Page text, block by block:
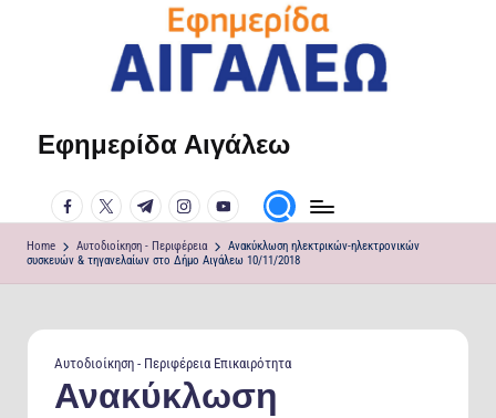
Εφημερίδα Αιγάλεω
φωνή
σου!facebook.com
twitter.com
t.me instagram.com
youtube.com
Home Αυτοδιοίκηση - Περιφέρεια
Ανακύκλωση ηλεκτρικών-ηλεκτρονικών
συσκευών & τηγανελαίων στο Δήμο Αιγάλεω 10/11/2018
Posted
Αυτοδιοίκηση - Περιφέρεια Επικαιρότητα
Ανακύκλωση